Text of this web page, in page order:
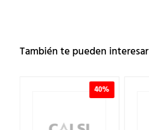
También te pueden interesar
40%